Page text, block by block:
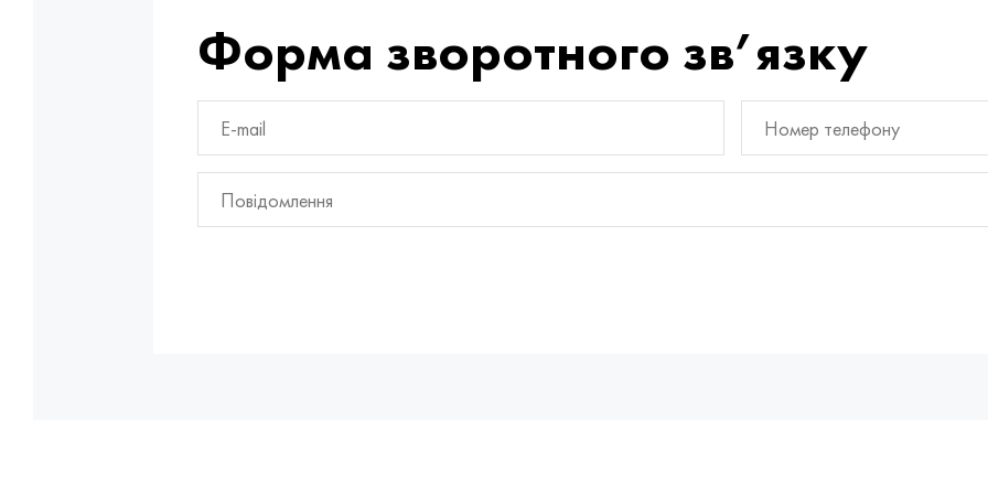
Форма зворотного зв’язку